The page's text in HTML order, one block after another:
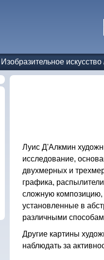
Изобразительное искусство
Луис Д'Алкмин
исследование,
двухмерных и
графика,
сложную
установленные в
различными
Другие картины
наблюдать за